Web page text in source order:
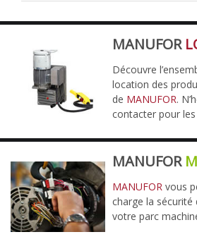
MANUFOR
Découvre
location des
de MANUFOR.
contacter pour
MANUFOR
MANUFOR vous
charge la sécurité
votre parc